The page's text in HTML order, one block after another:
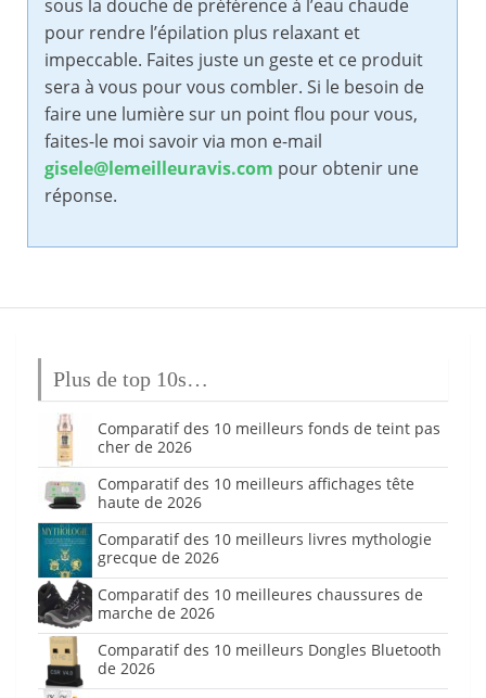
sous la douche de préférence à l’eau chaude
pour rendre l’épilation plus relaxant et
impeccable. Faites juste un geste et ce produit
sera à vous pour vous combler. Si le besoin de
faire une lumière sur un point flou pour vous,
faites-le moi savoir via mon e-mail
gisele@lemeilleuravis.com pour obtenir une
réponse.
Plus de top 10s…
Comparatif des 10 meilleurs fonds de teint pas
cher de 2026
Comparatif des 10 meilleurs affichages tête
haute de 2026
Comparatif des 10 meilleurs livres mythologie
grecque de 2026
Comparatif des 10 meilleures chaussures de
marche de 2026
Comparatif des 10 meilleurs Dongles Bluetooth
de 2026